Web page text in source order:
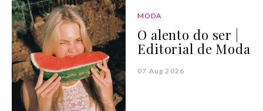
MODA
O alento do ser |
Editorial de Moda
07 Aug 2026